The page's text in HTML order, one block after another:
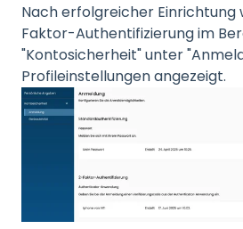
Nach erfolgreicher Einrichtung
Faktor-Authentifizierung im
"Kontosicherheit" unter
Profileinstellungen angezeigt.